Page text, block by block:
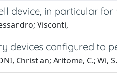
device, in particular for
Visconti,
devices configured to
Christian; Aritome, C.; Wi,